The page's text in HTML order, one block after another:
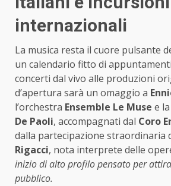
internazionali
La musica resta il cuore pulsante
un calendario fitto di
concerti dal vivo alle produzioni
d’apertura sarà un omaggio a
l’orchestra Ensemble Le Muse e
De Paoli, accompagnati dal Coro
dalla partecipazione straordinaria
Rigacci, nota interprete delle
inizio di alto profilo pensato per
pubblico.